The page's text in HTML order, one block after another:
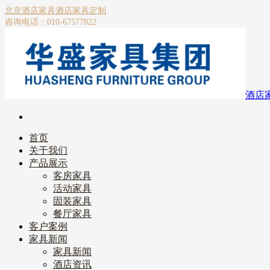
北京酒店家具酒店家具定制
咨询电话：010-67577822
酒店
首页
关于我们
产品展示
客房家具
活动家具
固装家具
餐厅家具
客户案例
家具新闻
家具新闻
酒店资讯